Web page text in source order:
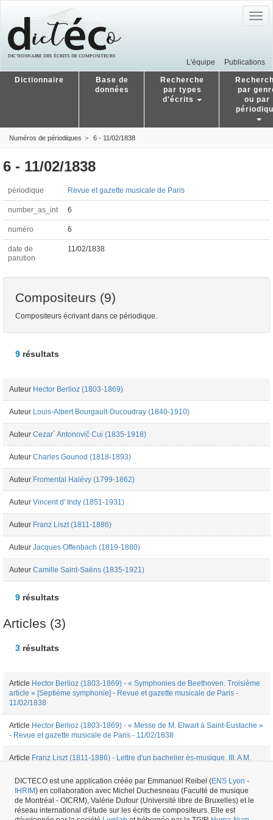
L'équipe Publications
Dictionnaire
Base de
données
Recherche
par types
d'écrits
par
ou par
Numéros de périodiques 6 - 11/02/1838
6 - 11/02/1838
périodique Revue et gazette musicale de Paris
number_as_int 6
numéro 6
date de
parution
11/02/1838
Compositeurs (9)
Compositeurs écrivant dans ce périodique.
9 résultats
Auteur Hector Berlioz (1803-1869)
Auteur Louis-Albert Bourgault-Ducoudray (1840-1910)
Auteur Cezar´ Antonovič Cui (1835-1918)
Auteur Charles Gounod (1818-1893)
Auteur Fromental Halévy (1799-1862)
Auteur Vincent d' Indy (1851-1931)
Auteur Franz Liszt (1811-1886)
Auteur Jacques Offenbach (1819-1880)
Auteur Camille Saint-Saëns (1835-1921)
9 résultats
Articles (3)
3 résultats
Article Hector Berlioz (1803-1869) - « Symphonies de Beethoven. Troisième
article » [Septième symphonie] - Revue et gazette musicale de Paris -
11/02/1838
Article Hector Berlioz (1803-1869) - « Messe de M. Elwart à Saint-Eustache »
- Revue et gazette musicale de Paris - 11/02/1838
Article Franz Liszt (1811-1886) - Lettre d'un bachelier ès-musique. III. A M.
Paris - 11/02/1838
3résultats
DICTECO est une application créée par Emmanuel Reibel (ENS Lyon -
IHRIM) en collaboration avec Michel Duchesneau (Faculté de musique
de Montréal - OICRM), Valérie Dufour (Université libre de Bruxelles) et le
réseau international d'étude sur les écrits de compositeurs. Elle est